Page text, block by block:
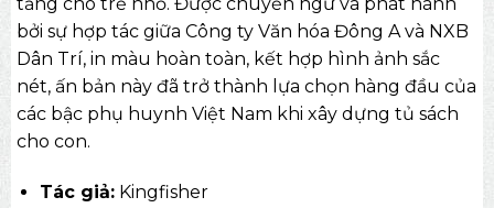
bởi sự hợp tác giữa Công ty Văn hóa Đông A và NXB
Dân Trí, in màu hoàn toàn, kết hợp hình ảnh sắc
nét, ấn bản này đã trở thành lựa chọn hàng đầu của
các bậc phụ huynh Việt Nam khi xây dựng tủ sách
cho con.
Tác giả:Kingfisher